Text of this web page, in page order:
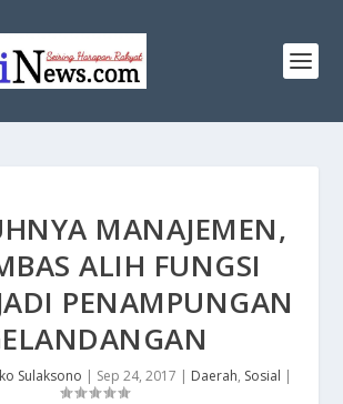
MANAJEMEN,
ALIH FUNGSI
PENAMPUNGAN
Sulaksono | Sep 24, 2017 | Daerah, Sosial |